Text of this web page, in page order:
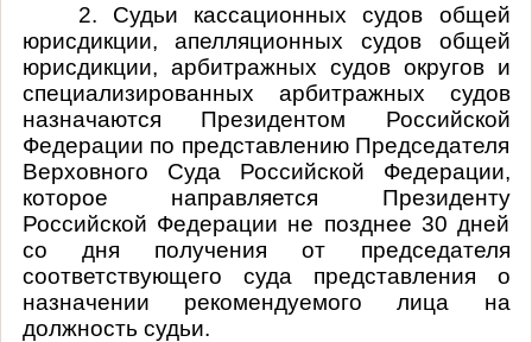
2. Судьи кассационных судов общей
юрисдикции, апелляционных судов общей
юрисдикции, арбитражных судов округов и
специализированных арбитражных судов
назначаются Президентом Российской
Федерации по представлению Председателя
Верховного Суда Российской Федерации,
которое направляется Президенту
Российской Федерации не позднее 30 дней
со дня получения от председателя
соответствующего суда представления о
назначении рекомендуемого лица на
должность судьи.